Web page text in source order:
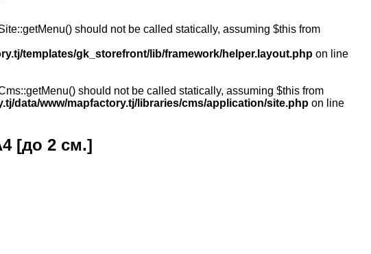
should not be called statically, assuming $this from
templates/gk_storefront/lib/framework/helper.layout.php on line
should not be called statically, assuming $this from
data/www/mapfactory.tj/libraries/cms/application/site.php on line
[до 2 см.]